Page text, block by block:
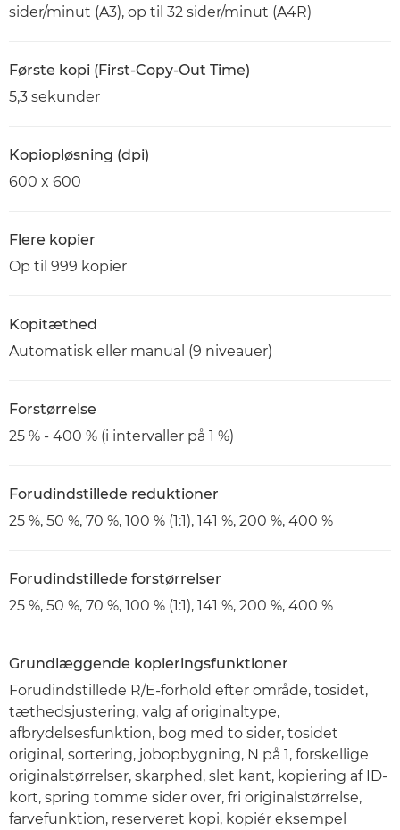
sider/minut (A3), op til 32 sider/minut (A4R)
Første kopi (First-Copy-Out Time)
5,3 sekunder
Kopiopløsning (dpi)
600 x 600
Flere kopier
Op til 999 kopier
Kopitæthed
Automatisk eller manual (9 niveauer)
Forstørrelse
25 % - 400 % (i intervaller på 1 %)
Forudindstillede reduktioner
25 %, 50 %, 70 %, 100 % (1:1), 141 %, 200 %, 400 %
Forudindstillede forstørrelser
25 %, 50 %, 70 %, 100 % (1:1), 141 %, 200 %, 400 %
Grundlæggende kopieringsfunktioner
Forudindstillede R/E-forhold efter område, tosidet,
tæthedsjustering, valg af originaltype,
afbrydelsesfunktion, bog med to sider, tosidet
original, sortering, jobopbygning, N på 1, forskellige
originalstørrelser, skarphed, slet kant, kopiering af ID-
kort, spring tomme sider over, fri originalstørrelse,
farvefunktion, reserveret kopi, kopiér eksempel